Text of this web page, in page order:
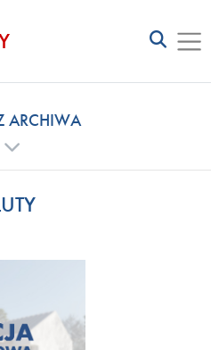
ARCHIWA